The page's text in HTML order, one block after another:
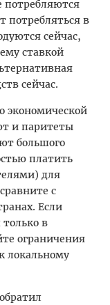
потребляются
потребляться в
сейчас,
ставкой
сейчас.
и паритеты
большого
платить
для
с
Если
в
ограничения
локальному